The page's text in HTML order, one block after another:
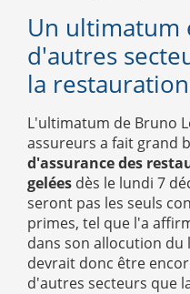
Un ultimatum
d'autres
la restauration
L'ultimatum de Bruno
assureurs a fait grand
d'assurance des
gelées dès le lundi 7
seront pas les seuls
primes, tel que l'a
dans son allocution du
devrait donc être
d'autres secteurs que